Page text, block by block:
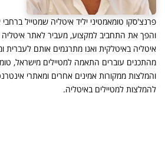
פרנצ'סקו טומאמטיני יליד איטליה שמטייל
והפך את התחביב למקצוע, מעביר לאתר איטליה
איטליה באיטלקית ואנו מתרגמים אותם לעברית
מהתכנים עוברים התאמה למטיילים מישראל,
והמלצות ממקורות אמינים אחרים ומאתרי
להמלצות למטיילים באיטליה.